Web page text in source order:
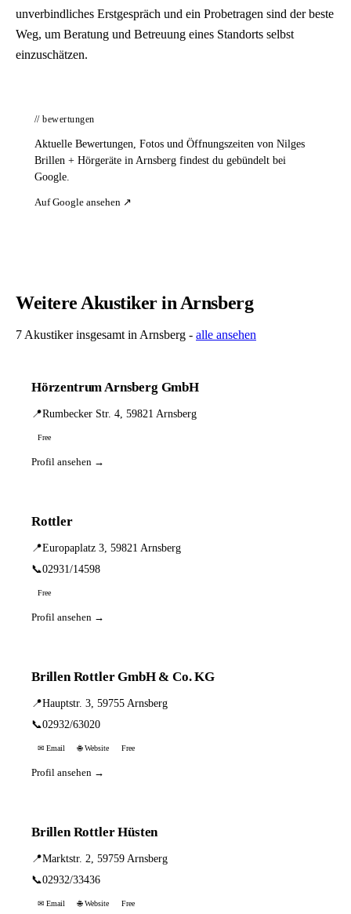
unverbindliches Erstgespräch und ein Probetragen sind der beste
Weg, um Beratung und Betreuung eines Standorts selbst
einzuschätzen.
// bewertungen
Aktuelle Bewertungen, Fotos und Öffnungszeiten von Nilges
Brillen + Hörgeräte in Arnsberg findest du gebündelt bei
Google.
Auf Google ansehen ↗
Weitere Akustiker in Arnsberg
7 Akustiker insgesamt in Arnsberg - alle ansehen
Hörzentrum Arnsberg GmbH
📍Rumbecker Str. 4, 59821 Arnsberg
Free
Profil ansehen →
Rottler
📍Europaplatz 3, 59821 Arnsberg
📞02931/14598
Free
Profil ansehen →
Brillen Rottler GmbH & Co. KG
📍Hauptstr. 3, 59755 Arnsberg
📞02932/63020
✉ Email 🌐 Website Free
Profil ansehen →
Brillen Rottler Hüsten
📍Marktstr. 2, 59759 Arnsberg
📞02932/33436
✉ Email 🌐 Website Free